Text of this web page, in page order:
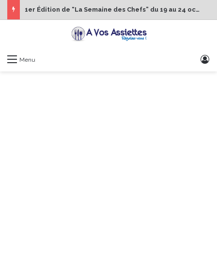
1er Édition de “La Semaine des Chefs” du 19 au 24 octobre 2026
Menu